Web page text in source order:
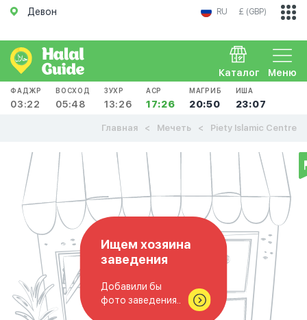
Девон RU £ (GBP)
Меню
Каталог
ФАДЖР
03:22
ВОСХОД
05:48
ЗУХР
13:26
АСР
17:26
МАГРИБ
20:50
ИША
23:07
Главная Мечеть Piety Islamic Centre
Ищем хозяина
заведения
Добавили бы
фото заведения..